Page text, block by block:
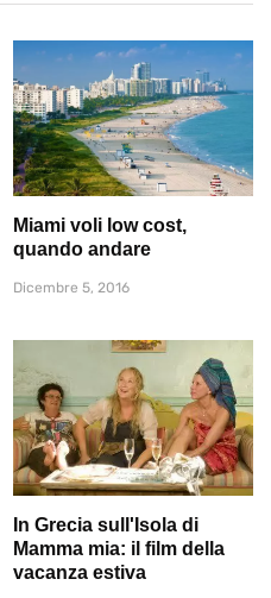
Miami voli low cost,
quando andare
Dicembre 5, 2016
In Grecia sull'Isola di
Mamma mia: il film della
vacanza estiva